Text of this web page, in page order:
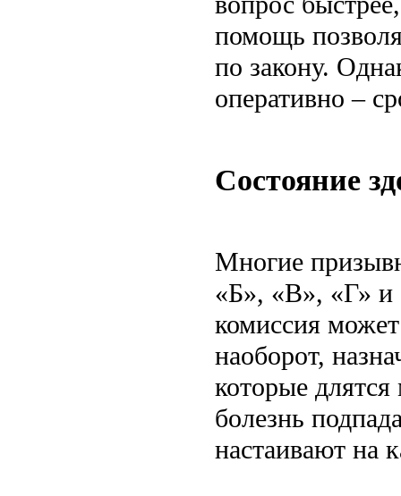
помощь
по закону.
оперативно –
Состояние
Многие
«Б», «В», «Г» и
комиссия
наоборот,
которые
болезнь
настаивают на